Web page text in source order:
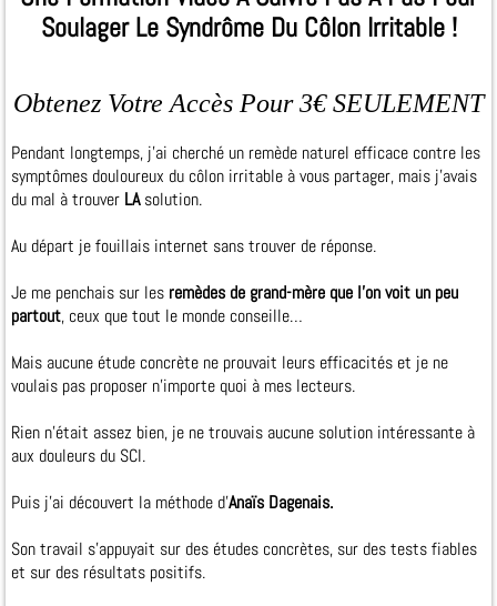
Soulager Le Syndrôme Du Côlon Irritable !
Obtenez Votre Accès Pour 3€ SEULEMENT
Pendant longtemps, j'ai cherché un remède naturel efficace contre les
symptômes douloureux du côlon irritable à vous partager, mais j'avais
du mal à trouver LAsolution.
Au départ je fouillais internet sans trouver de réponse.
Je me penchais sur les remèdes de grand-mère que l’on voit un peu
partout, ceux que tout le monde conseille…
Mais aucune étude concrète ne prouvait leurs efficacités et je ne
voulais pas proposer n’importe quoi à mes lecteurs.
Rien n’était assez bien, je ne trouvais aucune solution intéressante à
aux douleurs du SCI.
Puis j'ai découvert la méthode d’Anaïs Dagenais.
Son travail s’appuyait sur des études concrètes, sur des tests fiables
et sur des résultats positifs.